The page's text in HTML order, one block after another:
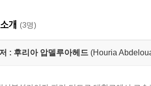
개 (3명)
: 후리아 압델루아헤드 (Houria